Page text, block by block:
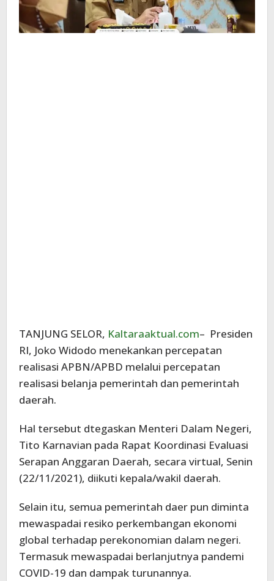
TANJUNG SELOR, Kaltaraaktual.com– Presiden
RI, Joko Widodo menekankan percepatan
realisasi APBN/APBD melalui percepatan
realisasi belanja pemerintah dan pemerintah
daerah.
Hal tersebut dtegaskan Menteri Dalam Negeri,
Tito Karnavian pada Rapat Koordinasi Evaluasi
Serapan Anggaran Daerah, secara virtual, Senin
(22/11/2021), diikuti kepala/wakil daerah.
Selain itu, semua pemerintah daer pun diminta
mewaspadai resiko perkembangan ekonomi
global terhadap perekonomian dalam negeri.
Termasuk mewaspadai berlanjutnya pandemi
COVID-19 dan dampak turunannya.